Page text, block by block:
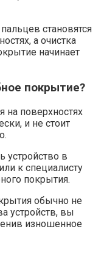
становятся
а очистка
начинает
покрытие?
поверхностях
и не стоит
устройство в
к специалисту
покрытия.
обычно не
устройств, вы
изношенное